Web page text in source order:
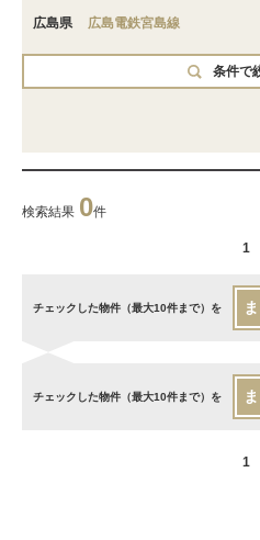
広島県 広島電鉄宮島線
条件で
検索結果 0件
1
チェックした物件（最大10件まで）を
チェックした物件（最大10件まで）を
1